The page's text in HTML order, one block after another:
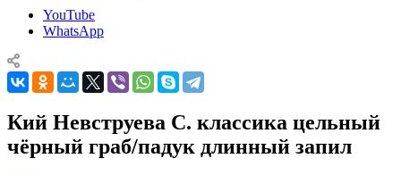
YouTube
WhatsApp
Кий Невструева С. классика цельный
чёрный граб/падук длинный запил